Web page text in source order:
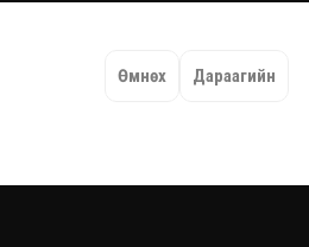
Өмнөх Дараагийн